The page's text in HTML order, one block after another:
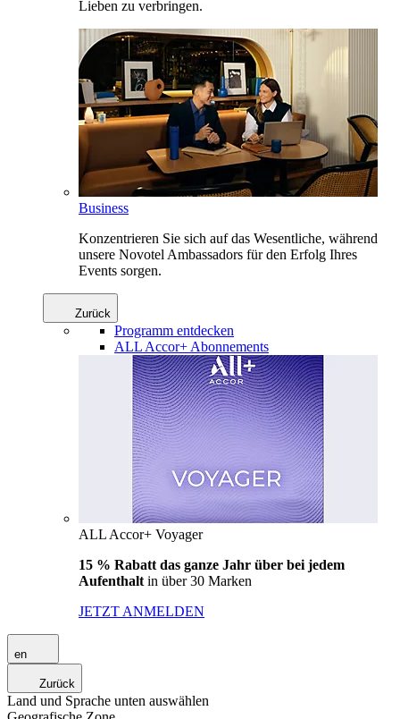
Lieben zu verbringen.
Business
Konzentrieren Sie sich auf das Wesentliche, während
unsere Novotel Ambassadors für den Erfolg Ihres
Events sorgen.
Zurück
Programm entdecken
ALL Accor+ Abonnements
ALL Accor+ Voyager
15 % Rabatt das ganze Jahr über bei jedem
Aufenthalt in über 30 Marken
JETZT ANMELDEN
en
Zurück
Land und Sprache unten auswählen